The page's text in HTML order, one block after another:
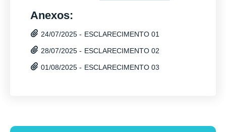
Anexos:
24/07/2025 - ESCLARECIMENTO 01
28/07/2025 - ESCLARECIMENTO 02
01/08/2025 - ESCLARECIMENTO 03